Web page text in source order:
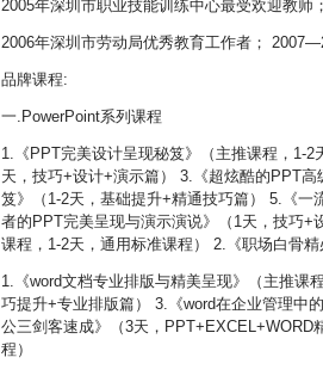
2005年深圳市职业技能训练中心最受欢迎教
2006年深圳市劳动局优秀教育工作者；
品牌课程:
一.PowerPoint系列课程
1.《PPT完美设计呈现秘笈》（主推课程，1-
天，技巧+设计+演示篇） 3.《超炫酷的PPT
笈》（1-2天，基础提升+精通技巧篇） 5.《
者的PPT完美呈现与演示演说》（1天，技巧
课程，1-2天，通用标准课程） 2.《职场白骨
1.《word文档专业排版与精美呈现》（主推课
巧提升+专业排版篇） 3.《word在企业管理中
公三剑客速成》（3天，
程）